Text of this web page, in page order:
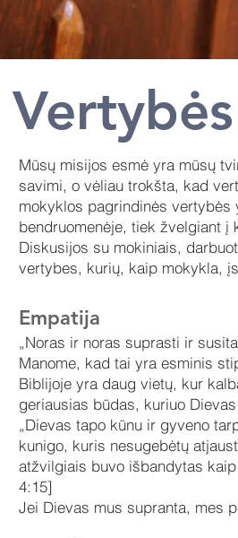
Vertybės
Mūsų misijos esmė yra mūsų
savimi, o vėliau trokšta, kad
mokyklos pagrindinės
bendruomenėje, tiek žvelgiant į
Diskusijos su mokiniais,
vertybes, kurių, kaip mokykla,
Empatija
„Noras ir noras suprasti ir
Manome, kad tai yra esminis
Biblijoje yra daug vietų, kur
geriausias būdas, kuriuo
„Dievas tapo kūnu ir gyveno
kunigo, kuris nesugebėtų
atžvilgiais buvo išbandytas
4:15]
Jei Dievas mus supranta, mes